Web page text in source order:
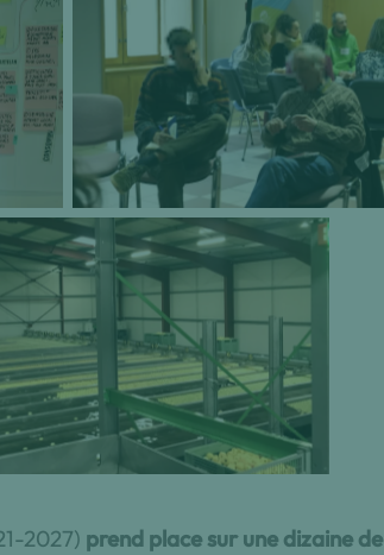
le
de
Retours d’expérience au
à l’exploration de solutions
Adine
d’une coopérative fruitière.
Hirson-Sagalyn.
2027) prend place sur une dizaine